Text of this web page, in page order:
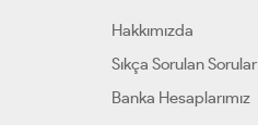
Hakkımızda
Sıkça Sorulan Sorular
Banka Hesaplarımız